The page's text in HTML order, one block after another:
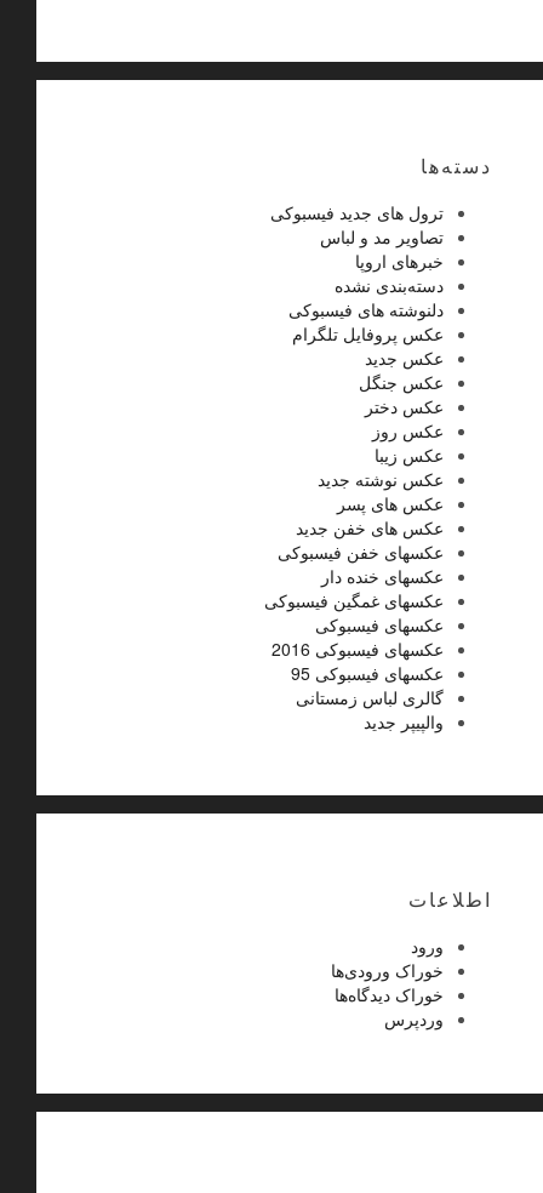
دسته‌ها
ترول های جدید فیسبوکی
تصاویر مد و لباس
خبرهای اروپا
دسته‌بندی نشده
دلنوشته های فیسبوکی
عکس پروفایل تلگرام
عکس جدید
عکس جنگل
عکس دختر
عکس روز
عکس زیبا
عکس نوشته جدید
عکس های پسر
عکس های خفن جدید
عکسهای خفن فیسبوکی
عکسهای خنده دار
عکسهای غمگین فیسبوکی
عکسهای فیسبوکی
عکسهای فیسبوکی 2016
عکسهای فیسبوکی 95
گالری لباس زمستانی
والپیپر جدید
اطلاعات
ورود
خوراک ورودی‌ها
خوراک دیدگاه‌ها
وردپرس